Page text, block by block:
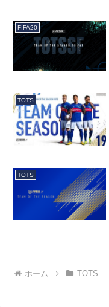
FIFA20
TOTS
TOTS
ホーム TOTS